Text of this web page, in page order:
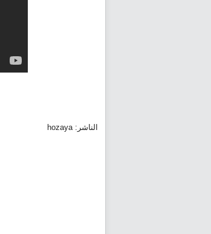
الناشر: hozaya